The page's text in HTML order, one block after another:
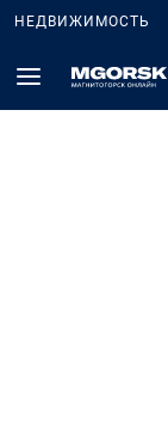
НЕДВИЖИМОСТЬ